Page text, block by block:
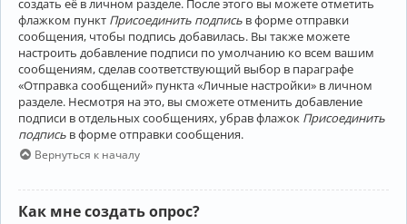
флажком пункт Присоединить подпись в форме отправки
сообщения, чтобы подпись добавилась. Вы также можете
настроить добавление подписи по умолчанию ко всем вашим
сообщениям, сделав соответствующий выбор в параграфе
«Отправка сообщений» пункта «Личные настройки» в личном
разделе. Несмотря на это, вы сможете отменить добавление
подписи в отдельных сообщениях, убрав флажок Присоединить
подпись в форме отправки сообщения.
Вернуться к началу
Как мне создать опрос?